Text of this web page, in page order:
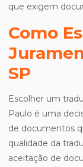
que exigem
Como
SP
Escolher um
Paulo é uma
de documentos
qualidade da
aceitação de